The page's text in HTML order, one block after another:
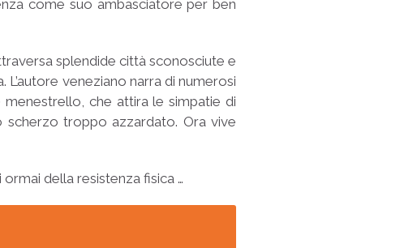
come suo ambasciatore per ben
splendide città sconosciute e
veneziano narra di numerosi
menestrello, che attira le simpatie di
troppo azzardato. Ora vive
della resistenza fisica …